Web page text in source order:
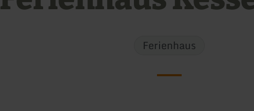
Ferienhaus